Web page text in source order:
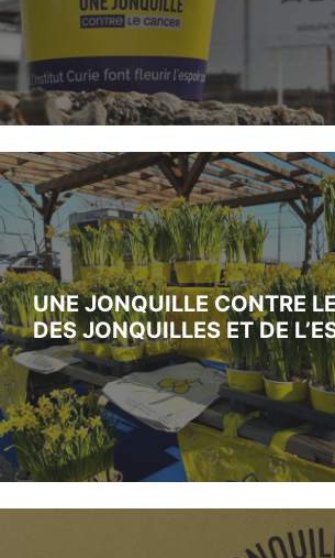
UNE JONQUILLE CONTRE
DES JONQUILLES ET DE